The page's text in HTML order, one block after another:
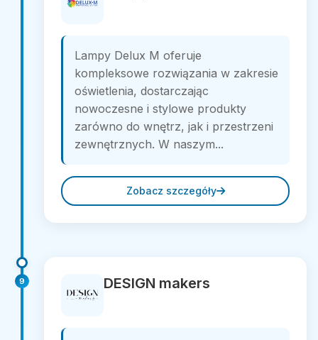
Lampy Delux M oferuje
kompleksowe rozwiązania w zakresie
oświetlenia, dostarczając
nowoczesne i stylowe produkty
zarówno do wnętrz, jak i przestrzeni
zewnętrznych. W naszym...
Zobacz szczegóły
9 DESIGN makers